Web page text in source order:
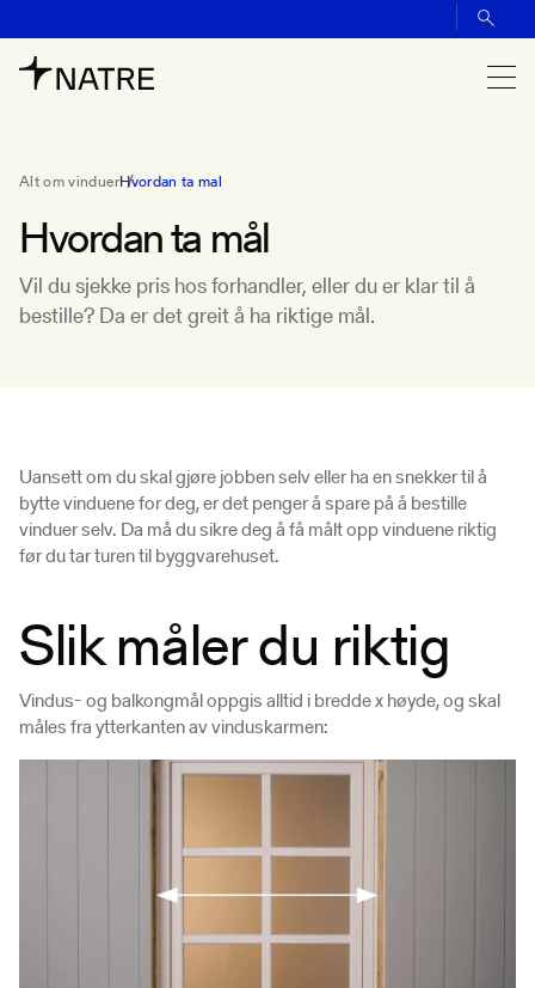
Alt om vinduerHvordan ta mal
Hvordan ta mål
Vil du sjekke pris hos forhandler, eller du er klar til å
bestille? Da er det greit å ha riktige mål.
Uansett om du skal gjøre jobben selv eller ha en snekker til å
bytte vinduene for deg, er det penger å spare på å bestille
vinduer selv. Da må du sikre deg å få målt opp vinduene riktig
før du tar turen til byggvarehuset.
Slik måler du riktig
Vindus- og balkongmål oppgis alltid i bredde x høyde, og skal
måles fra ytterkanten av vinduskarmen: